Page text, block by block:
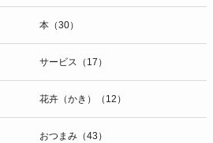
本（30）
サービス（17）
花卉（かき）（12）
おつまみ（43）